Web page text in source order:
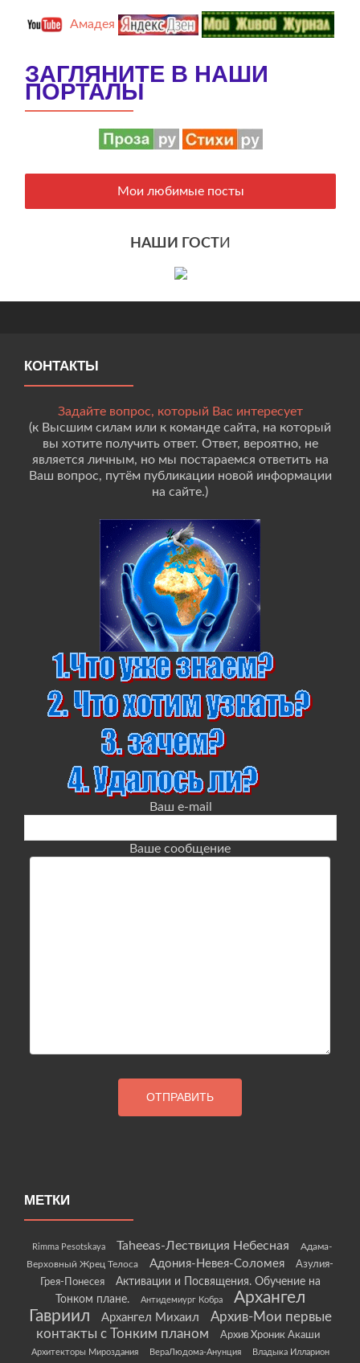
Амадея
ЗАГЛЯНИТЕ В НАШИ
ПОРТАЛЫ
Мои любимые посты
НАШИ ГОСТИ
КОНТАКТЫ
Задайте вопрос, который Вас интересует
(к Высшим силам или к команде сайта, на который
вы хотите получить ответ. Ответ, вероятно, не
является личным, но мы постараемся ответить на
Ваш вопрос, путём публикации новой информации
на сайте.)
Ваш e-mail
Ваше сообщение
МЕТКИ
Rimma Pesotskaya Taheeas-Лествиция Небесная
Адама-
Верховный Жрец Телоса
Адония-Невея-Соломея
Азулия-
Грея-Понесея
Активации и Посвящения. Обучение на
Тонком плане.
Антидемиург Кобра
Архангел
Гавриил
Архангел Михаил
Архив-Мои первые
контакты с Тонким планом
Архив Хроник Акаши
Архитекторы Мироздания ВераЛюдома-Анунция Владыка Илларион